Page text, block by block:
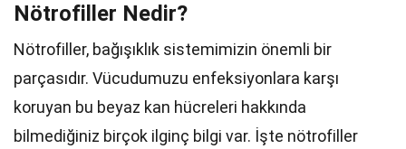
Nötrofiller Nedir?
Nötrofiller, bağışıklık sistemimizin önemli bir
parçasıdır. Vücudumuzu enfeksiyonlara karşı
koruyan bu beyaz kan hücreleri hakkında
bilmediğiniz birçok ilginç bilgi var. İşte nötrofiller